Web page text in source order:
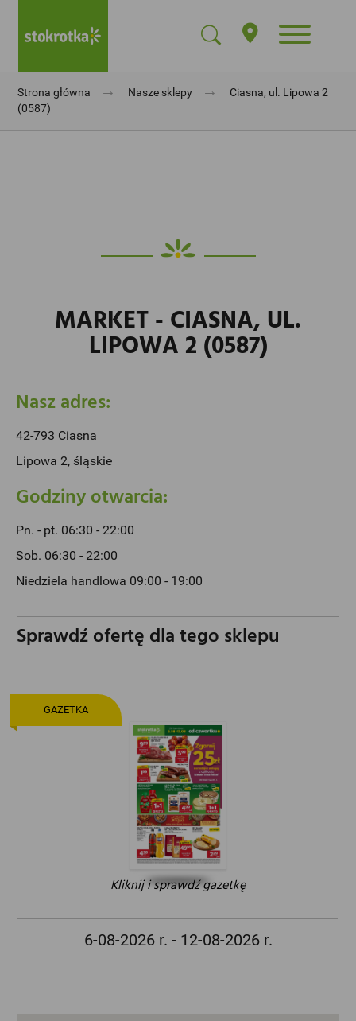
Strona główna → Nasze sklepy →
Ciasna, ul. Lipowa 2
(0587)
MARKET - CIASNA, UL.
LIPOWA 2 (0587)
Nasz adres:
42-793 Ciasna
Lipowa 2, śląskie
Godziny otwarcia:
Pn. - pt. 06:30 - 22:00
Sob. 06:30 - 22:00
Niedziela handlowa 09:00 - 19:00
Sprawdź ofertę dla tego sklepu
Kliknij i sprawdź gazetkę
6-08-2026 r. - 12-08-2026 r.
GAZETKA